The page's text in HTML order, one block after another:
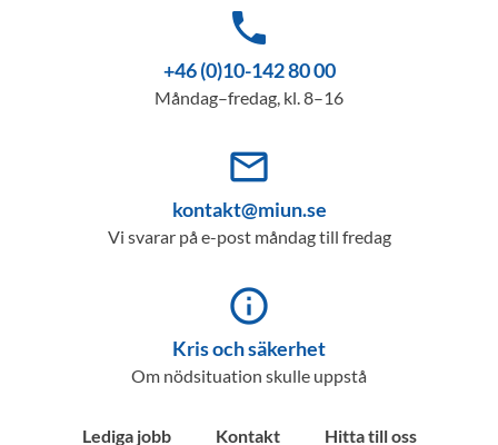
phone
+46 (0)10-142 80 00
Måndag–fredag, kl. 8–16
mail_outline
kontakt@miun.se
Vi svarar på e-post måndag till fredag
info_outline
Kris och säkerhet
Om nödsituation skulle uppstå
Lediga jobb Kontakt Hitta till oss